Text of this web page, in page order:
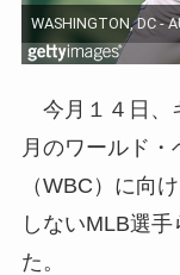
今月１４日、
月のワールド
（WBC）に向
しないMLB選
た。